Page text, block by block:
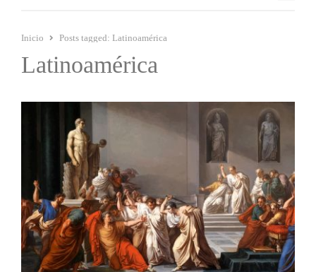
Inicio Posts tagged: Latinoamérica
Latinoamérica